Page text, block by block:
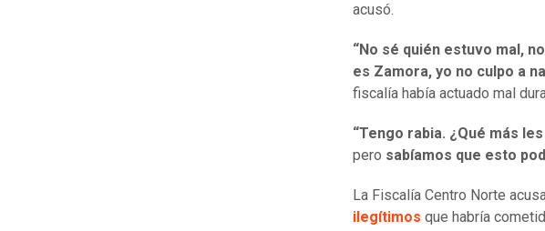
acusó.
“No sé quién estuvo mal,
es Zamora, yo no culpo a
fiscalía había actuado mal
“Tengo rabia. ¿Qué más
pero sabíamos que esto
La Fiscalía Centro Norte
ilegítimos que habría